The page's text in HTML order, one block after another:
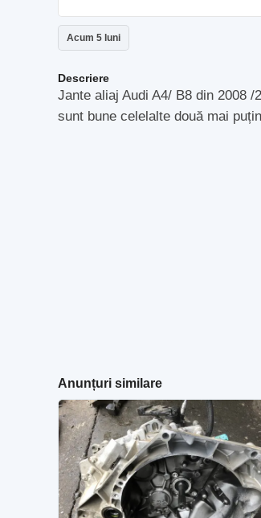
Acum 5 luni
Descriere
Jante aliaj Audi A4/ B8 din 2008
sunt bune celelalte două mai
Anunțuri similare